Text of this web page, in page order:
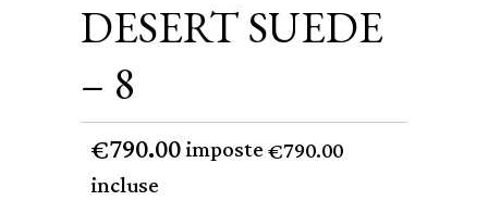
DESERT SUEDE
– 8
€790.00imposte€790.00
incluse